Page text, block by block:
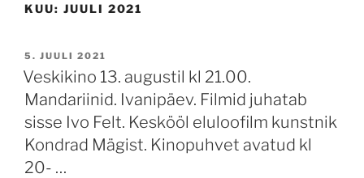
KUU: JUULI 2021
POSTED
ON
5. JUULI 2021
Veskikino 13. augustil kl 21.00.
Mandariinid. Ivanipäev. Filmid juhatab
sisse Ivo Felt. Keskööl eluloofilm kunstnik
Kondrad Mägist. Kinopuhvet avatud kl
20- …